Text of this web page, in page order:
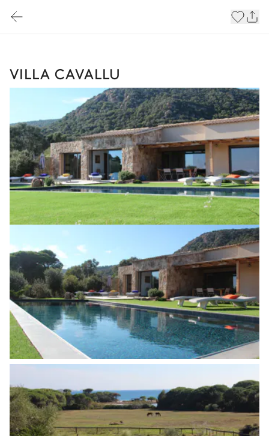
VILLA CAVALLU